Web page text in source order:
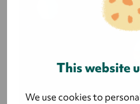
This website
We use cookies to